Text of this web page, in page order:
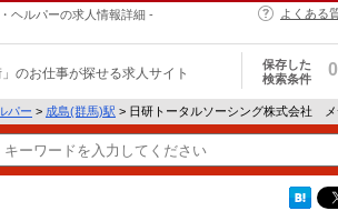
ヘルパーの求人情報詳細 -
よくある
」のお仕事が探せる求人サイト
保存した
検索条件
0
パー > 成島(群馬)駅 > 日研トータルソーシング株式会社